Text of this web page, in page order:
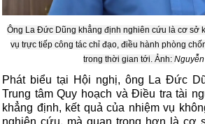
Ông La Đức Dũng khẳng định nghiên cứu là cơ sở
vụ trực tiếp công tác chỉ đạo, điều hành phòng
trong thời gian tới. Ảnh: Nguyễn
Phát biểu tại Hội nghị, ông La Đức
Trung tâm Quy hoạch và Điều tra tài
khẳng định, kết quả của nhiệm vụ
nghiên cứu, mà quan trọng hơn là cơ